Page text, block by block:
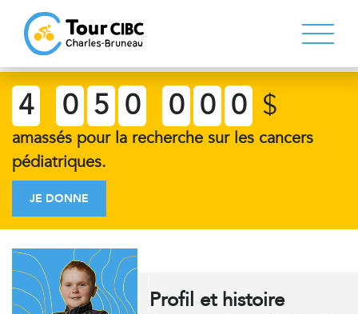
4 0 5 0 0 0 0 $
amassés pour la recherche sur les cancers
pédiatriques.
JE DONNE
Profil et histoire